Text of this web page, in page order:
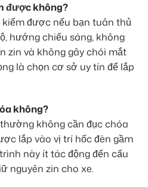
được không?
kiểm được nếu bạn tuân thủ
hướng chiếu sáng, không
zin và không gây chói mắt
là chọn cơ sở uy tín để lắp
không?
không cần đục chóa
lắp vào vị trí hốc đèn gầm
này ít tác động đến cấu
nguyên zin cho xe.